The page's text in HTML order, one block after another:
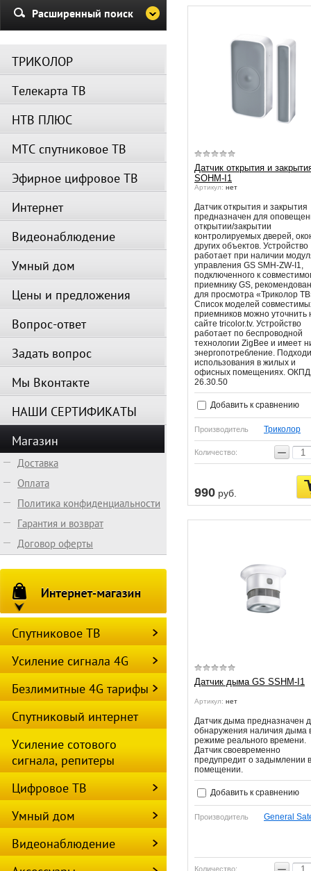
Убедительная просьба в
спутниковое оборудование.
сервисов возобновится
автоматически по завершении
Датчик открытия и
SOHM-I1
Артикул: нет
Датчик открытия и закрытия
предназначен для
открытии/закрытии
контролируемых дверей,
других объектов. Устройство
работает при наличии
управления GS SMH-ZW-I1,
подключенного к
приемнику GS,
для просмотра «Триколор
Список моделей
приемников можно уточнить
сайте tricolor.tv. Устройство
работает по беспроводной
технологии ZigBee и имеет
энергопотребление.
использования в жилых и
офисных помещениях.
26.30.50
Добавить к сравнению
Производитель Триколор
Количество: −
990 руб.
Датчик дыма GS SSHM-I1
Артикул: нет
Датчик дыма предназначен
обнаружения наличия дыма
режиме реального времени.
Датчик своевременно
предупредит о задымлении в
помещении.
Добавить к сравнению
Производитель General
Количество:
Расширенный поиск
ТРИКОЛОР
Телекарта ТВ
НТВ ПЛЮС
МТС спутниковое ТВ
Эфирное цифровое ТВ
Интернет
Видеонаблюдение
Умный дом
Цены и предложения
Вопрос-ответ
Задать вопрос
Мы Вконтакте
НАШИ СЕРТИФИКАТЫ
Магазин
Доставка
Оплата
Политика конфиденциальности
Гарантия и возврат
Договор оферты
Спутниковое ТВ
Усиление сигнала 4G
Безлимитные 4G тарифы
Спутниковый интернет
Усиление сотового
сигнала, репитеры
Цифровое ТВ
Умный дом
Видеонаблюдение